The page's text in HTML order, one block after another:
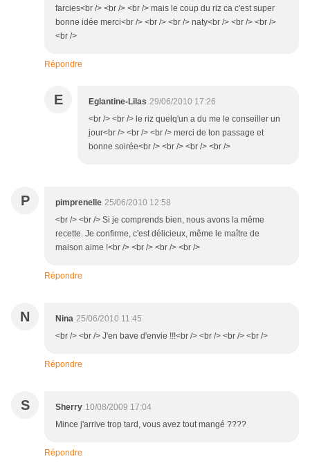
farcies<br /> <br /> <br /> mais le coup du riz ca c'est super
bonne idée merci<br /> <br /> <br /> naty<br /> <br /> <br />
<br />
Répondre
E Eglantine-Lilas 29/06/2010 17:26
<br /> <br /> le riz quelq'un a du me le conseiller un
jour<br /> <br /> <br /> merci de ton passage et
bonne soirée<br /> <br /> <br /> <br />
P pimprenelle 25/06/2010 12:58
<br /> <br /> Si je comprends bien, nous avons la même
recette. Je confirme, c'est délicieux, même le maître de
maison aime !<br /> <br /> <br /> <br />
Répondre
N Nina 25/06/2010 11:45
<br /> <br /> J'en bave d'envie !!!<br /> <br /> <br /> <br />
Répondre
S Sherry 10/08/2009 17:04
Mince j'arrive trop tard, vous avez tout mangé ????
Répondre